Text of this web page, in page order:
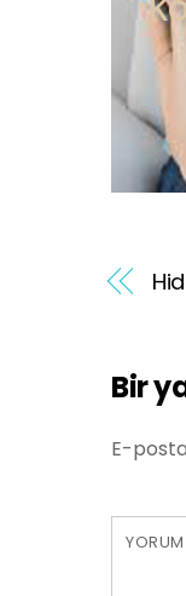
Bir
E-
YORUM